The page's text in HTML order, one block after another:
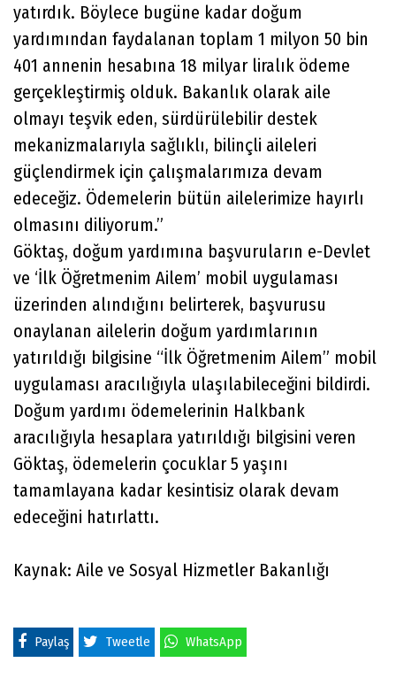
yatırdık. Böylece bugüne kadar doğum
yardımından faydalanan toplam 1 milyon 50 bin
401 annenin hesabına 18 milyar liralık ödeme
gerçekleştirmiş olduk. Bakanlık olarak aile
olmayı teşvik eden, sürdürülebilir destek
mekanizmalarıyla sağlıklı, bilinçli aileleri
güçlendirmek için çalışmalarımıza devam
edeceğiz. Ödemelerin bütün ailelerimize hayırlı
olmasını diliyorum.”
Göktaş, doğum yardımına başvuruların e-Devlet
ve ‘İlk Öğretmenim Ailem’ mobil uygulaması
üzerinden alındığını belirterek, başvurusu
onaylanan ailelerin doğum yardımlarının
yatırıldığı bilgisine “İlk Öğretmenim Ailem” mobil
uygulaması aracılığıyla ulaşılabileceğini bildirdi.
Doğum yardımı ödemelerinin Halkbank
aracılığıyla hesaplara yatırıldığı bilgisini veren
Göktaş, ödemelerin çocuklar 5 yaşını
tamamlayana kadar kesintisiz olarak devam
edeceğini hatırlattı.
Kaynak: Aile ve Sosyal Hizmetler Bakanlığı
Paylaş Tweetle WhatsApp